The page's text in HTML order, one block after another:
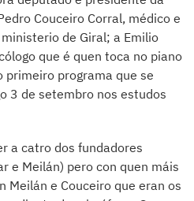
Couceiro Corral, médico e
de Giral; a Emilio
que é quen toca no piano
primeiro programa que se
3 de setembro nos estudos
a catro dos fundadores
e Meilán) pero con quen máis
Meilán e Couceiro que eran os